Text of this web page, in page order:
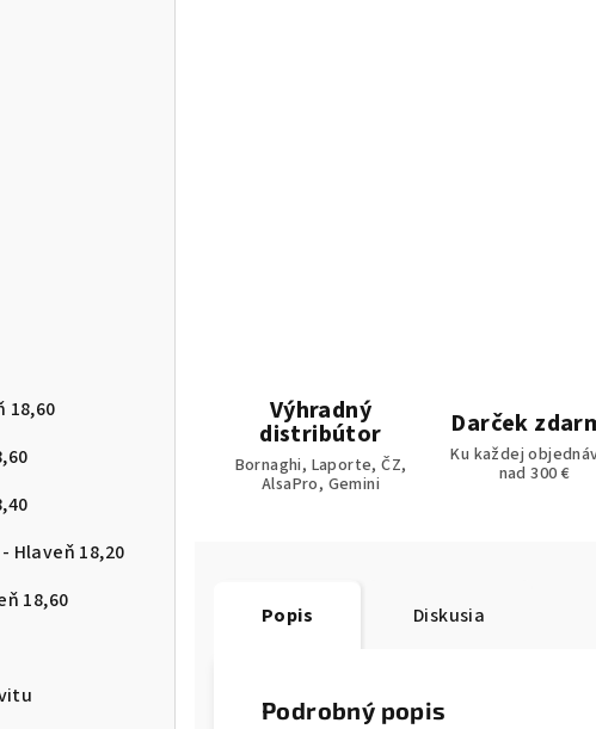
18,60
Hlaveň 18,20
18,60
Výhradný
distribútor
Bornaghi, Laporte, ČZ,
AlsaPro, Gemini
Darček
Ku každej
nad 300 €
Popis Diskusia
Podrobný popis